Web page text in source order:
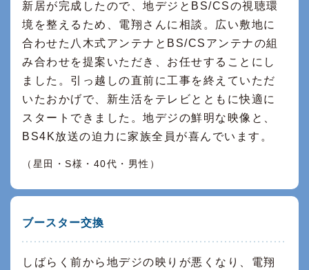
新居が完成したので、地デジとBS/CSの視聴環
境を整えるため、電翔さんに相談。広い敷地に
合わせた八木式アンテナとBS/CSアンテナの組
み合わせを提案いただき、お任せすることにし
ました。引っ越しの直前に工事を終えていただ
いたおかげで、新生活をテレビとともに快適に
スタートできました。地デジの鮮明な映像と、
BS4K放送の迫力に家族全員が喜んでいます。
（星田・S様・40代・男性）
ブースター交換
しばらく前から地デジの映りが悪くなり、電翔